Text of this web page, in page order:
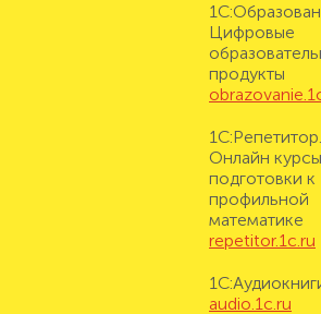
Цифровые
продукты
1С:Репетитор.
Онлайн
подготовки
профильной
математике
repetitor.1c.ru
audio.1c.ru